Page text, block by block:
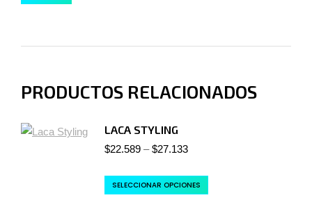
PRODUCTOS RELACIONADOS
LACA STYLING
$22.589 –$27.133
SELECCIONAR OPCIONES